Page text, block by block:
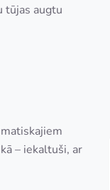
tūjas augtu
– iekaltuši, ar